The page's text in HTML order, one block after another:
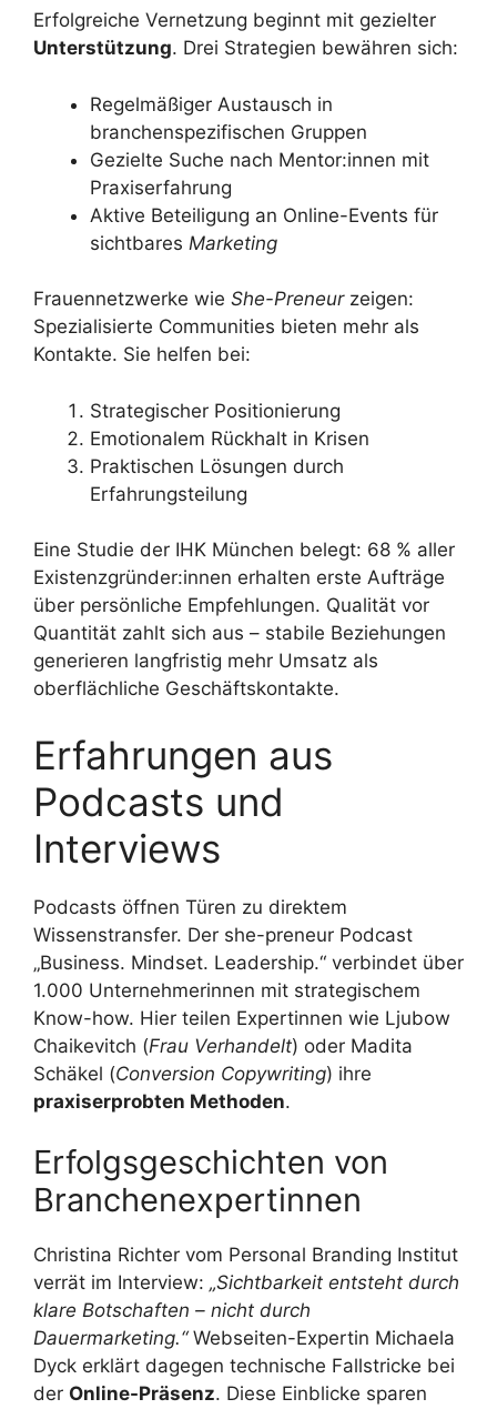
Erfolgreiche Vernetzung beginnt mit gezielter
Unterstützung. Drei Strategien bewähren sich:
Regelmäßiger Austausch in
branchenspezifischen Gruppen
Gezielte Suche nach Mentor:innen mit
Praxiserfahrung
Aktive Beteiligung an Online-Events für
sichtbares Marketing
Frauennetzwerke wie She-Preneurzeigen:
Spezialisierte Communities bieten mehr als
Kontakte. Sie helfen bei:
Strategischer Positionierung
Emotionalem Rückhalt in Krisen
Praktischen Lösungen durch
Erfahrungsteilung
Eine Studie der IHK München belegt: 68 % aller
Existenzgründer:innen erhalten erste Aufträge
über persönliche Empfehlungen. Qualität vor
Quantität zahlt sich aus – stabile Beziehungen
generieren langfristig mehr Umsatz als
oberflächliche Geschäftskontakte.
Erfahrungen aus
Podcasts und
Interviews
Podcasts öffnen Türen zu direktem
Wissenstransfer. Der she-preneur Podcast
„Business. Mindset. Leadership.“ verbindet über
1.000 Unternehmerinnen mit strategischem
Know-how. Hier teilen Expertinnen wie Ljubow
Chaikevitch (Frau Verhandelt) oder Madita
Schäkel (Conversion Copywriting) ihre
praxiserprobten Methoden.
Erfolgsgeschichten von
Branchenexpertinnen
Christina Richter vom Personal Branding Institut
verrät im Interview: „Sichtbarkeit entsteht durch
klare Botschaften – nicht durch
Dauermarketing.“Webseiten-Expertin Michaela
Dyck erklärt dagegen technische Fallstricke bei
der Online-Präsenz. Diese Einblicke sparen